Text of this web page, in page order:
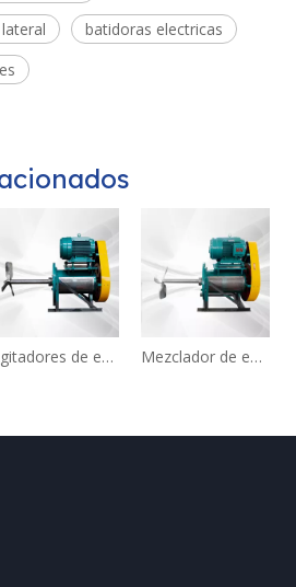
batidoras electricas
Agitadores de entrada lateral para desulfuración Mezclador de entrada lateral FGD